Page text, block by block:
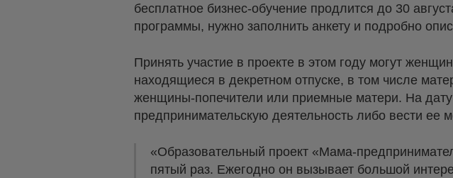
бесплатное бизнес-обучение продлится до 30
программы, нужно заполнить анкету и подробно
Принять участие в проекте в этом году могут
находящиеся в декретном отпуске, в том числе
женщины-попечители или приемные матери. На дату
предпринимательскую деятельность либо вести
«Образовательный проект «Мама-
пятый раз. Ежегодно он вызывает большой